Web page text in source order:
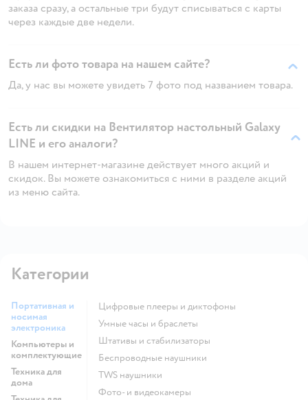
заказа сразу, а остальные три будут списываться с карты
через каждые две недели.
Есть ли фото товара на нашем сайте?
Да, у нас вы можете увидеть 7 фото под названием товара.
Есть ли скидки на Вентилятор настольный Galaxy
LINE и его аналоги?
В нашем интернет-магазине действует много акций и
скидок. Вы можете ознакомиться с ними в разделе акций
из меню сайта.
Категории
Портативная и
носимая
электроника
Компьютеры и
комплектующие
Техника для
дома
цифровые плееры и диктофоны
умные часы и браслеты
штативы и стабилизаторы
беспроводные наушники
TWS наушники
фото- и видеокамеры